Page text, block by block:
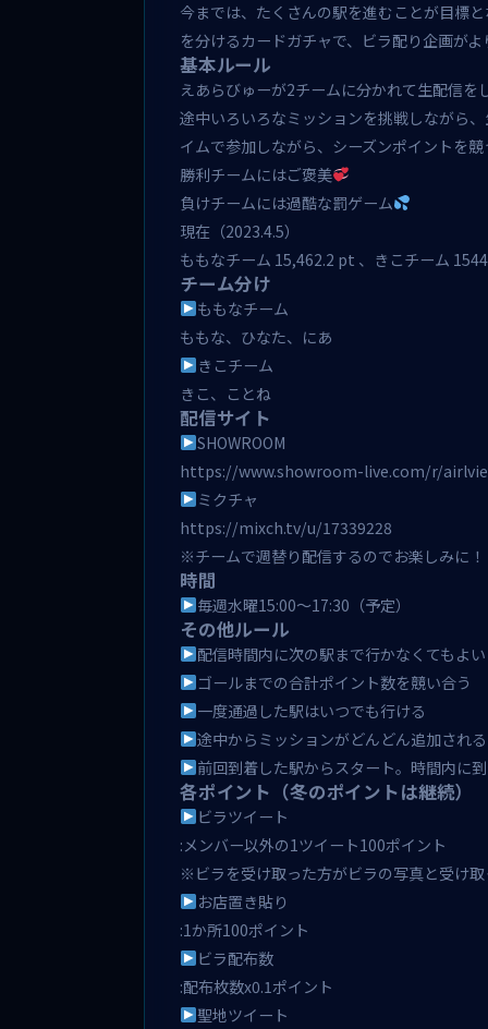
今までは、たくさんの駅を進むことが目標
を分けるカードガチャで、ビラ配り企画が
基本ルール
えあらびゅーが2チームに分かれて生配信を
途中いろいろなミッションを挑戦しながら
イムで参加しながら、シーズンポイントを競
勝利チームにはご褒美
負けチームには過酷な罰ゲーム
現在（2023.4.5）
ももなチーム 15,462.2 pt 、きこチーム
チーム分け
ももなチーム
ももな、ひなた、にあ
きこチーム
きこ、ことね
配信サイト
SHOWROOM
https://www.showroom-live.com/r/
ミクチャ
https://mixch.tv/u/17339228
※チームで週替り配信するのでお楽しみに！
時間
毎週水曜15:00〜17:30（予定）
その他ルール
配信時間内に次の駅まで行かなくてもよい
ゴールまでの合計ポイント数を競い合う
一度通過した駅はいつでも行ける
途中からミッションがどんどん追加される
前回到着した駅からスタート。時間内に
各ポイント（冬のポイントは継続）
ビラツイート
:メンバー以外の1ツイート100ポイント
※ビラを受け取った方がビラの写真と受け
お店置き貼り
:1か所100ポイント
ビラ配布数
:配布枚数x0.1ポイント
聖地ツイート